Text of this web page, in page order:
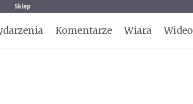
Sklep
Komentarze Wiara Wideo